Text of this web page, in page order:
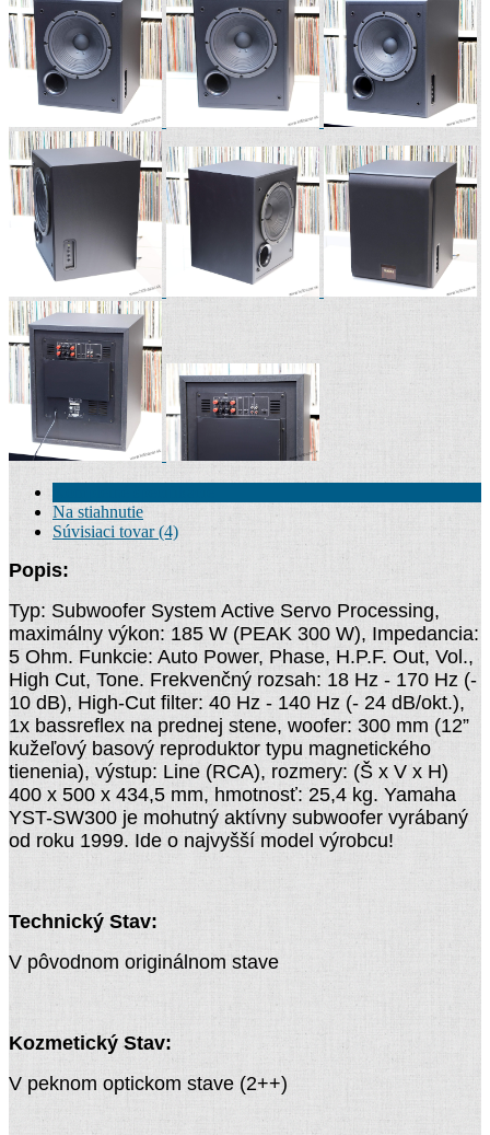
Na stiahnutie
Súvisiaci tovar (4)
Popis:
Typ: Subwoofer System Active Servo Processing,
maximálny výkon: 185 W (PEAK 300 W), Impedancia:
5 Ohm. Funkcie: Auto Power, Phase, H.P.F. Out, Vol.,
High Cut, Tone. Frekvenčný rozsah: 18 Hz - 170 Hz (-
10 dB), High-Cut filter: 40 Hz - 140 Hz (- 24 dB/okt.),
1x bassreflex na prednej stene, woofer: 300 mm (12”
kužeľový basový reproduktor typu magnetického
tienenia), výstup: Line (RCA), rozmery: (Š x V x H)
400 x 500 x 434,5 mm, hmotnosť: 25,4 kg. Yamaha
YST-SW300 je mohutný aktívny subwoofer vyrábaný
od roku 1999. Ide o najvyšší model výrobcu!
Technický Stav:
V pôvodnom originálnom stave
Kozmetický Stav:
V peknom optickom stave (2++)